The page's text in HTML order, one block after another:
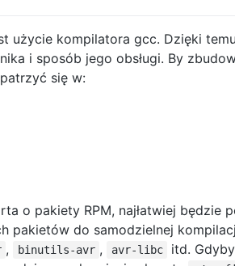
użycie kompilatora gcc. Dzięki
i sposób jego obsługi. By
się w:
o pakiety RPM, najłatwiej będzie
pakietów do samodzielnej
, binutils-avr , avr-libc
itd.